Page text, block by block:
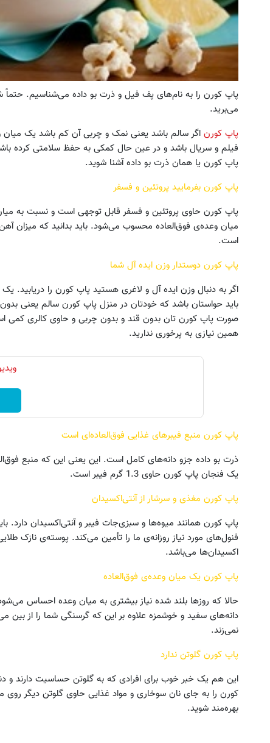
پاپ کورن را به نام‌های پف فیل و ذرت بو داده می‌شناسیم.
می‌برید.
پاپ کورن اگر سالم باشد یعنی نمک و چربی آن کم باشد یک
فیلم و سریال باشد و در عین حال کمکی به حفظ سلامتی کرده
پاپ کورن یا همان ذرت بو داده آشنا شوید.
پاپ کورن بفرمایید پروتئین و فسفر
پاپ کورن حاوی پروتئین و فسفر قابل توجهی است و نسبت به
میان وعده‌ی فوق‌العاده محسوب می‌شود. باید بدانید که میزان
است.
پاپ کورن دوستدار وزن ایده آل شما
باید حواستان باشد که خودتان در منزل پاپ کورن سالم یعنی
صورت پاپ کورن تان بدون قند و بدون چربی و حاوی کالری کمی
همین نیازی به پرخوری ندارید.
پاپ کورن منبع فیبرهای غذایی فوق‌العاده‌ای است
ذرت بو داده جزو دانه‌های کامل است. این یعنی این که منبع
یک فنجان پاپ کورن حاوی 1.3 گرم فیبر است.
پاپ کورن مغذی و سرشار از آنتی‌اکسیدان
فنول‌های مورد نیاز روزانه‌ی ما را تأمین می‌کند. پوسته‌ی نازک
اکسیدان‌ها می‌باشد.
پاپ کورن یک میان وعده‌ی فوق‌العاده
حالا که روزها بلند شده نیاز بیشتری به میان وعده احساس
دانه‌های سفید و خوشمزه علاوه بر این که گرسنگی شما را از بین
نمی‌زند.
پاپ کورن گلوتن ندارد
این هم یک خبر خوب برای افرادی که به گلوتن حساسیت دارند و
کورن را به جای نان سوخاری و مواد غذایی حاوی گلوتن دیگر روی
بهره‌مند شوید.